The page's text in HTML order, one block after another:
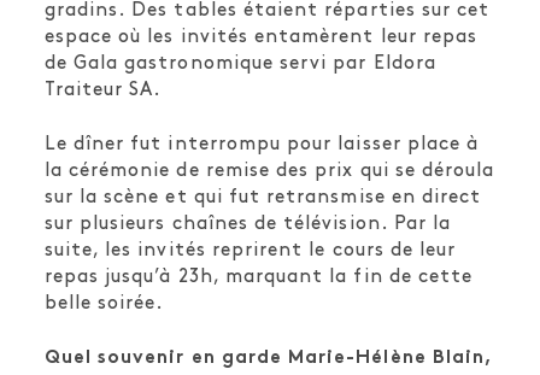
gradins. Des tables étaient réparties sur cet
espace où les invités entamèrent leur repas
de Gala gastronomique servi par Eldora
Traiteur SA.
Le dîner fut interrompu pour laisser place à
la cérémonie de remise des prix qui se déroula
sur la scène et qui fut retransmise en direct
sur plusieurs chaînes de télévision. Par la
suite, les invités reprirent le cours de leur
repas jusqu’à 23h, marquant la fin de cette
belle soirée.
Quel souvenir en garde Marie-Hélène Blain,